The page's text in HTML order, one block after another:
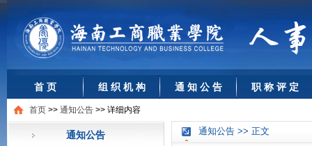
首 页 组 织 机 构 通 知 公 告 职 称 评 定
首页 >> 通知公告 >> 详细内容
通知公告 通知公告 >> 正文